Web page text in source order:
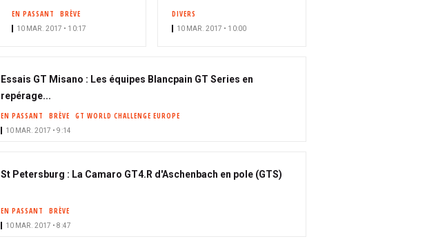
EN PASSANT BRÈVE
10 MAR. 2017 • 10:17
DIVERS
10 MAR. 2017 • 10:00
Essais GT Misano : Les équipes Blancpain GT Series en
repérage...
EN PASSANT BRÈVE GT WORLD CHALLENGE EUROPE
10 MAR. 2017 • 9:14
St Petersburg : La Camaro GT4.R d'Aschenbach en pole (GTS)
EN PASSANT BRÈVE
10 MAR. 2017 • 8:47